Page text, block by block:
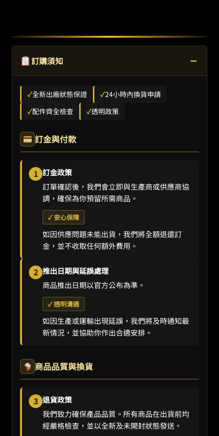
訂購須知 −
✓全新出廠狀態保證 ✓24小時內換貨申請
✓配件齊全檢查 ✓透明政策
訂金與付款
1 訂金政策
訂單確認後，我們會立即與生產商或供應商協
調，確保為你預留所需商品。
✓ 安心保障
如因供應問題未能出貨，我們將全額退還訂
金，並不收取任何額外費用。
2 推出日期與延誤處理
商品推出日期以官方公布為準。
✓ 透明溝通
如因生產或運輸出現延誤，我們將及時通知最
新情況，並協助你作出合適安排。
商品品質與換貨
3 退貨政策
我們致力確保產品品質。所有商品在出貨前均
經嚴格檢查，並以全新及未開封狀態發送。